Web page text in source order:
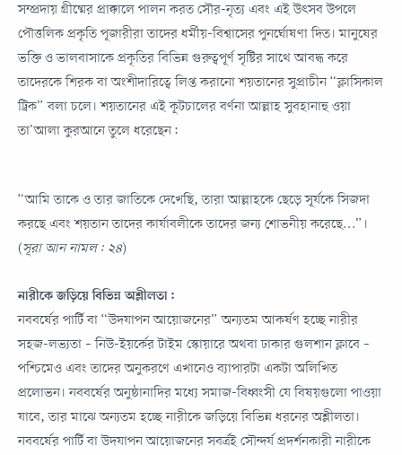
সম্প্রদায় গ্রীষ্মের প্রাক্কালে পালন করত সৌর-নৃত্য এবং এই উৎসব উপলে
পৌত্তলিক প্রকৃতি পূজারীরা তাদের ধর্মীয়-বিশ্বাসের পুনর্ঘোষণা দিত। মানুষের
ভক্তি ও ভালবাসাকে প্রকৃতির বিভিন্ন গুরুত্বপূর্ণ সৃষ্টির সাথে আবদ্ধ করে
তাদেরকে শিরক বা অংশীদারিত্বে লিপ্ত করানো শয়তানের সুপ্রাচীন “ক্লাসিকাল
ট্রিক” বলা চলে। শয়তানের এই কূটচালের বর্ণনা আল্লাহ সুবহানাহু ওয়া
তা’আলা কুরআনে তুলে ধরেছেন:
“আমি তাকে ও তার জাতিকে দেখেছি, তারা আল্লাহকে ছেড়ে সূর্যকে সিজদা
করছে এবং শয়তান তাদের কার্যাবলীকে তাদের জন্য শোভনীয় করেছে…”।
(সূরা আন নামল: ২৪)
নারীকে জড়িয়ে বিভিন্ন অশ্লীলতা:
নববর্ষের পার্টি বা “উদযাপন আয়োজনের” অন্যতম আকর্ষণ হচ্ছে নারীর
সহজ-লভ্যতা – নিউ-ইয়র্কের টাইম স্কোয়ারে অথবা ঢাকার গুলশান ক্লাবে –
পশ্চিমেও এবং তাদের অনুকরণে এখানেও ব্যাপারটা একটা অলিখিত
প্রলোভন। নববর্ষের অনুষ্ঠানাদির মধ্যে সমাজ-বিধ্বংসী যে বিষয়গুলো পাওয়া
যাবে, তার মাঝে অন্যতম হচ্ছে নারীকে জড়িয়ে বিভিন্ন ধরনের অশ্লীলতা।
নববর্ষের পার্টি বা উদযাপন আয়োজনের সবর্ত্রই সৌন্দর্য প্রদর্শনকারী নারীকে